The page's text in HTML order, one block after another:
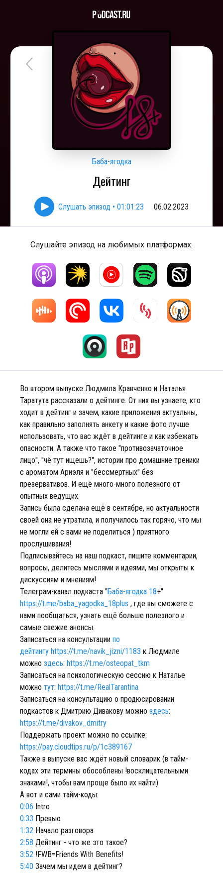
Баба-ягодка
Дейтинг
Слушать эпизод • 01:01:23 06.02.2023
Слушайте эпизод на любимых платформах:
Во втором выпуске Людмила Кравченко и Наталья
Таратута рассказали о дейтинге. От них вы узнаете, кто
ходит в дейтинг и зачем, какие приложения актуальны,
как правильно заполнять анкету и какие фото лучше
использовать, что вас ждёт в дейтинге и как избежать
опасности. А также что такое "противозачаточное
лицо", "чё тут ищешь?", истории про домашние треники
с ароматом Ариэля и "бессмертных" без
презервативов. И ещё много-много полезного от
опытных ведущих.
Запись была сделана ещё в сентябре, но актуальности
своей она не утратила, и получилось так горячо, что мы
не могли ей с вами не поделиться ) приятного
прослушивания!
Подписывайтесь на наш подкаст, пишите комментарии,
вопросы, делитесь мыслями и идеями, мы открыты к
дискуссиям и мнениям!
Телеграм-канал подкаста "Баба-ягодка 18+"
https://t.me/baba_yagodka_18plus , где вы сможете с
нами пообщаться, узнать ещё больше полезного и
самые свежие анонсы.
Записаться на консультации по
дейтингу https://t.me/navik_jizni/1183 к Людмиле
можно здесь: https://t.me/osteopat_tkm
Записаться на психологическую сессию к Наталье
можно тут: https://t.me/RealTarantina
Записаться на консультацию о продюсировании
подкастов к Дмитрию Дивакову можно здесь:
https://t.me/divakov_dmitry
Поддержать проект можно по ссылке:
https://pay.cloudtips.ru/p/1c389167
Также в выпуске вас ждёт новый словарик (в тайм-
кодах эти термины обособлены !восклицательными
знаками!, чтобы вам проще было их найти)
А вот и сами тайм-коды:
0:06 Intro
0:33 Превью
1:32 Начало разговора
2:58 Дейтинг - что же это такое?
3:52 !FWB=Friends With Benefits!
5:40 Зачем мы идем в дейтинг?